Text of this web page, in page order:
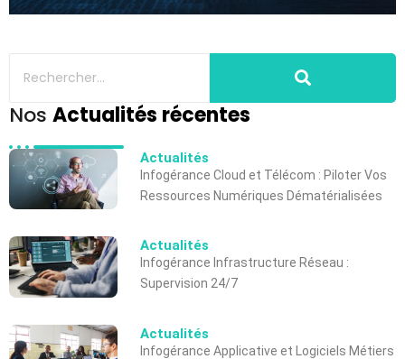
Nos Actualités récentes
Actualités
Infogérance Cloud et Télécom : Piloter Vos
Ressources Numériques Dématérialisées
Actualités
Infogérance Infrastructure Réseau :
Supervision 24/7
Actualités
Infogérance Applicative et Logiciels Métiers